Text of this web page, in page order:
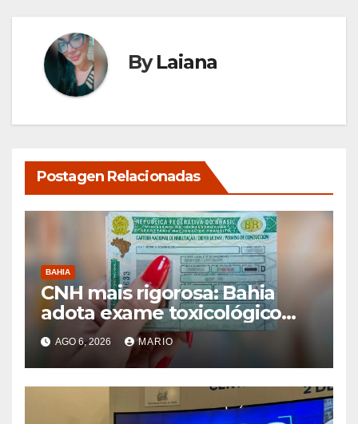
ByLaiana
Postagen Relacionadas
BAHIA
CNH mais rigorosa: Bahia
adota exame toxicológico
para novos motoristas das
categorias A e B
AGO 6, 2026 MARIO